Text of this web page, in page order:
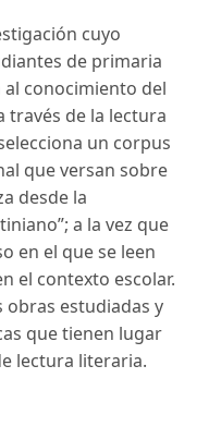
cuyo
de primaria
conocimiento del
de la lectura
un corpus
que versan sobre
desde la
a la vez que
en el que se leen
el contexto escolar.
obras estudiadas y
que tienen lugar
lectura literaria.